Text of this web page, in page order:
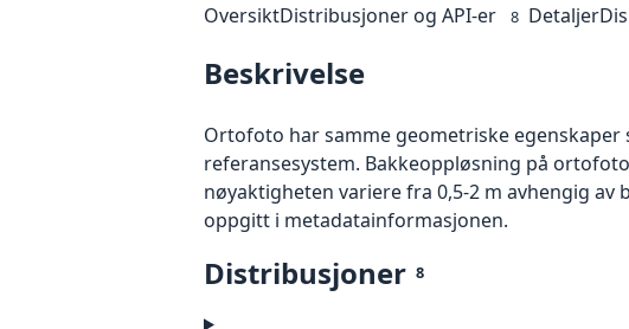
OversiktDistribusjoner og API-er 8 Detaljer
Beskrivelse
Ortofoto har samme geometriske
referansesystem. Bakkeoppløsning på
nøyaktigheten variere fra 0,5-2 m avhengig
oppgitt i metadatainformasjonen.
Distribusjoner 8